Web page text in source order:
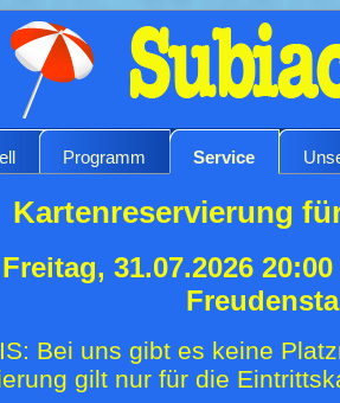
Programm Service
Kartenreservierung
Freitag, 31.07.2026
Bei uns gibt es keine
gilt nur für die